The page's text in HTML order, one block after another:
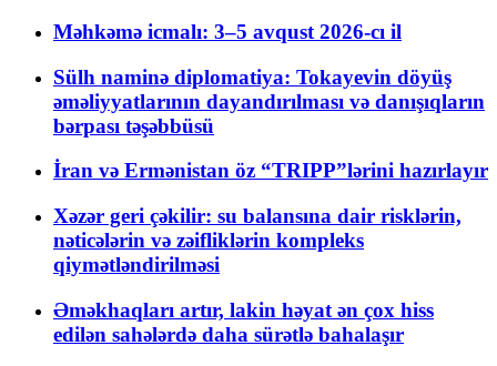
Məhkəmə icmalı: 3–5 avqust 2026-cı il
Sülh naminə diplomatiya: Tokayevin döyüş
əməliyyatlarının dayandırılması və danışıqların
bərpası təşəbbüsü
İran və Ermənistan öz “TRIPP”lərini hazırlayır
Xəzər geri çəkilir: su balansına dair risklərin,
nəticələrin və zəifliklərin kompleks
qiymətləndirilməsi
Əməkhaqları artır, lakin həyat ən çox hiss
edilən sahələrdə daha sürətlə bahalaşır